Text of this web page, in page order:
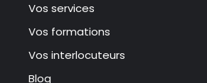
Vos services
Vos formations
Vos interlocuteurs
Blog